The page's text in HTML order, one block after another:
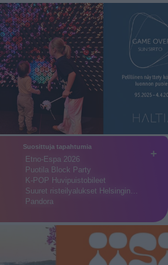
+
Suosittuja tapahtumia
Etno-Espa 2026
Puotila Block Party
K-POP Huvipuistobileet
Suuret risteilyalukset Helsingin…
Pandora